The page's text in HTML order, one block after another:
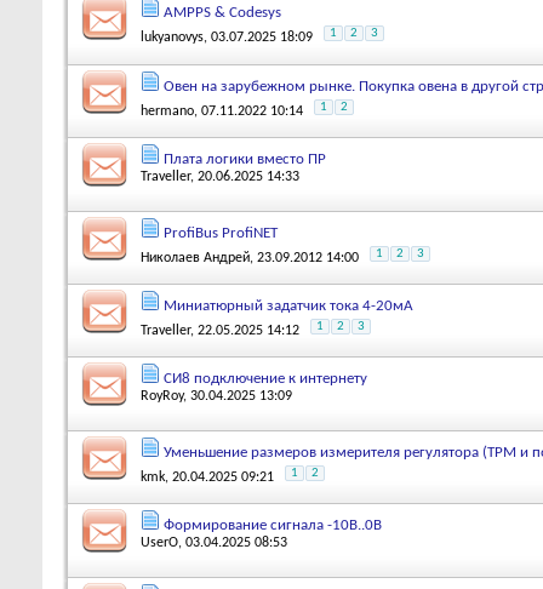
AMPPS & Codesys
lukyanovys, 03.07.2025 18:09 1 2 3
Овен на зарубежном рынке. Покупка овена в другой
hermano, 07.11.2022 10:14 1 2
Плата логики вместо ПР
Traveller, 20.06.2025 14:33
ProfiBus ProfiNET
Николаев Андрей, 23.09.2012 14:00 1 2 3
Миниатюрный задатчик тока 4-20мА
Traveller, 22.05.2025 14:12 1 2 3
СИ8 подключение к интернету
RoyRoy, 30.04.2025 13:09
Уменьшение размеров измерителя регулятора (ТРМ и
kmk, 20.04.2025 09:21 1 2
Формирование сигнала -10В..0В
UserO, 03.04.2025 08:53